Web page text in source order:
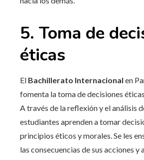
5. Toma de
éticas
El Bachillerato Internacional en
fomenta la toma de decisiones
A través de la reflexión y el análisis
estudiantes aprenden a tomar
principios éticos y morales. Se les
las consecuencias de sus acciones y